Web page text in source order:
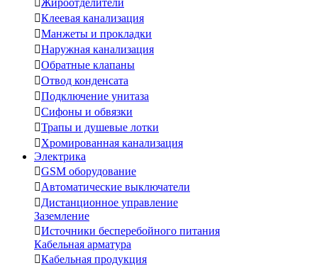
Жироотделители
Клеевая канализация
Манжеты и прокладки
Наружная канализация
Обратные клапаны
Отвод конденсата
Подключение унитаза
Сифоны и обвязки
Трапы и душевые лотки
Хромированная канализация
Электрика
GSM оборудование
Автоматические выключатели
Дистанционное управление
Заземление
Источники бесперебойного питания
Кабельная арматура
Кабельная продукция